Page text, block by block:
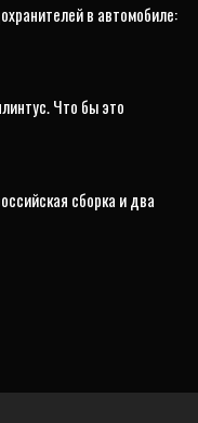
в автомобиле:
Что бы это
сборка и два